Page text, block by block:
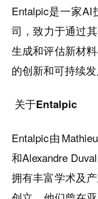
Entalpic是一家
司，致力于通过
生成和评估新材
的创新和可持续发
关于Entalpic
Entalpic由
和Alexandre
拥有丰富学术及